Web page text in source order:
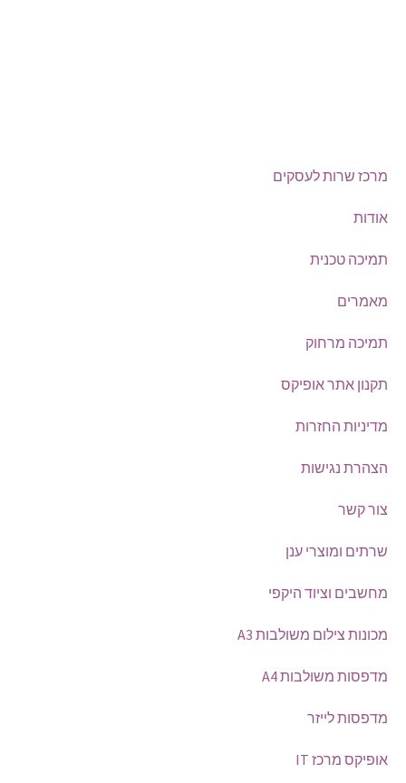
מרכז שרות לעסקים
אודות
תמיכה טכנית
מאמרים
תמיכה מרחוק
תקנון אתר אופיקס
מדיניות החזרות
הצהרת נגישות
צור קשר
שרתים ומוצרי ענן
מחשבים וציוד היקפי
מכונות צילום משולבות A3
מדפסות משולבות A4
מדפסות לייזר
אופיקס מרכז IT